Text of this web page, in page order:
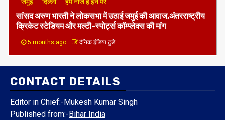
1 min read
जमुई दिल्ली हमें नाज हैं इन पर